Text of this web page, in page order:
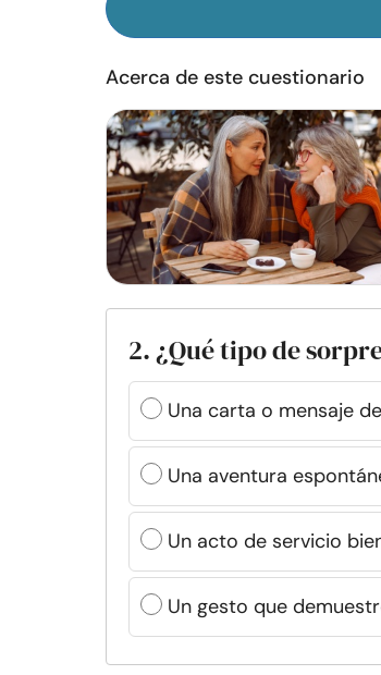
Acerca de este cuestionario
2. ¿Qué tipo de
Una carta o mensaje
Una aventura
Un acto de servicio
Un gesto que